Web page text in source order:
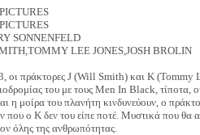
SONNENFELD
LEE JONES,JOSH BROLIN
πράκτορες J (Will Smith) και K (Tommy
του με τους Men In Black, τίποτα,
η μοίρα του πλανήτη κινδυνεύουν, ο
που ο K δεν του είπε ποτέ. Μυστικά που
όλης της ανθρωπότητας.